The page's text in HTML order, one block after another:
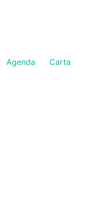
Agenda Carta